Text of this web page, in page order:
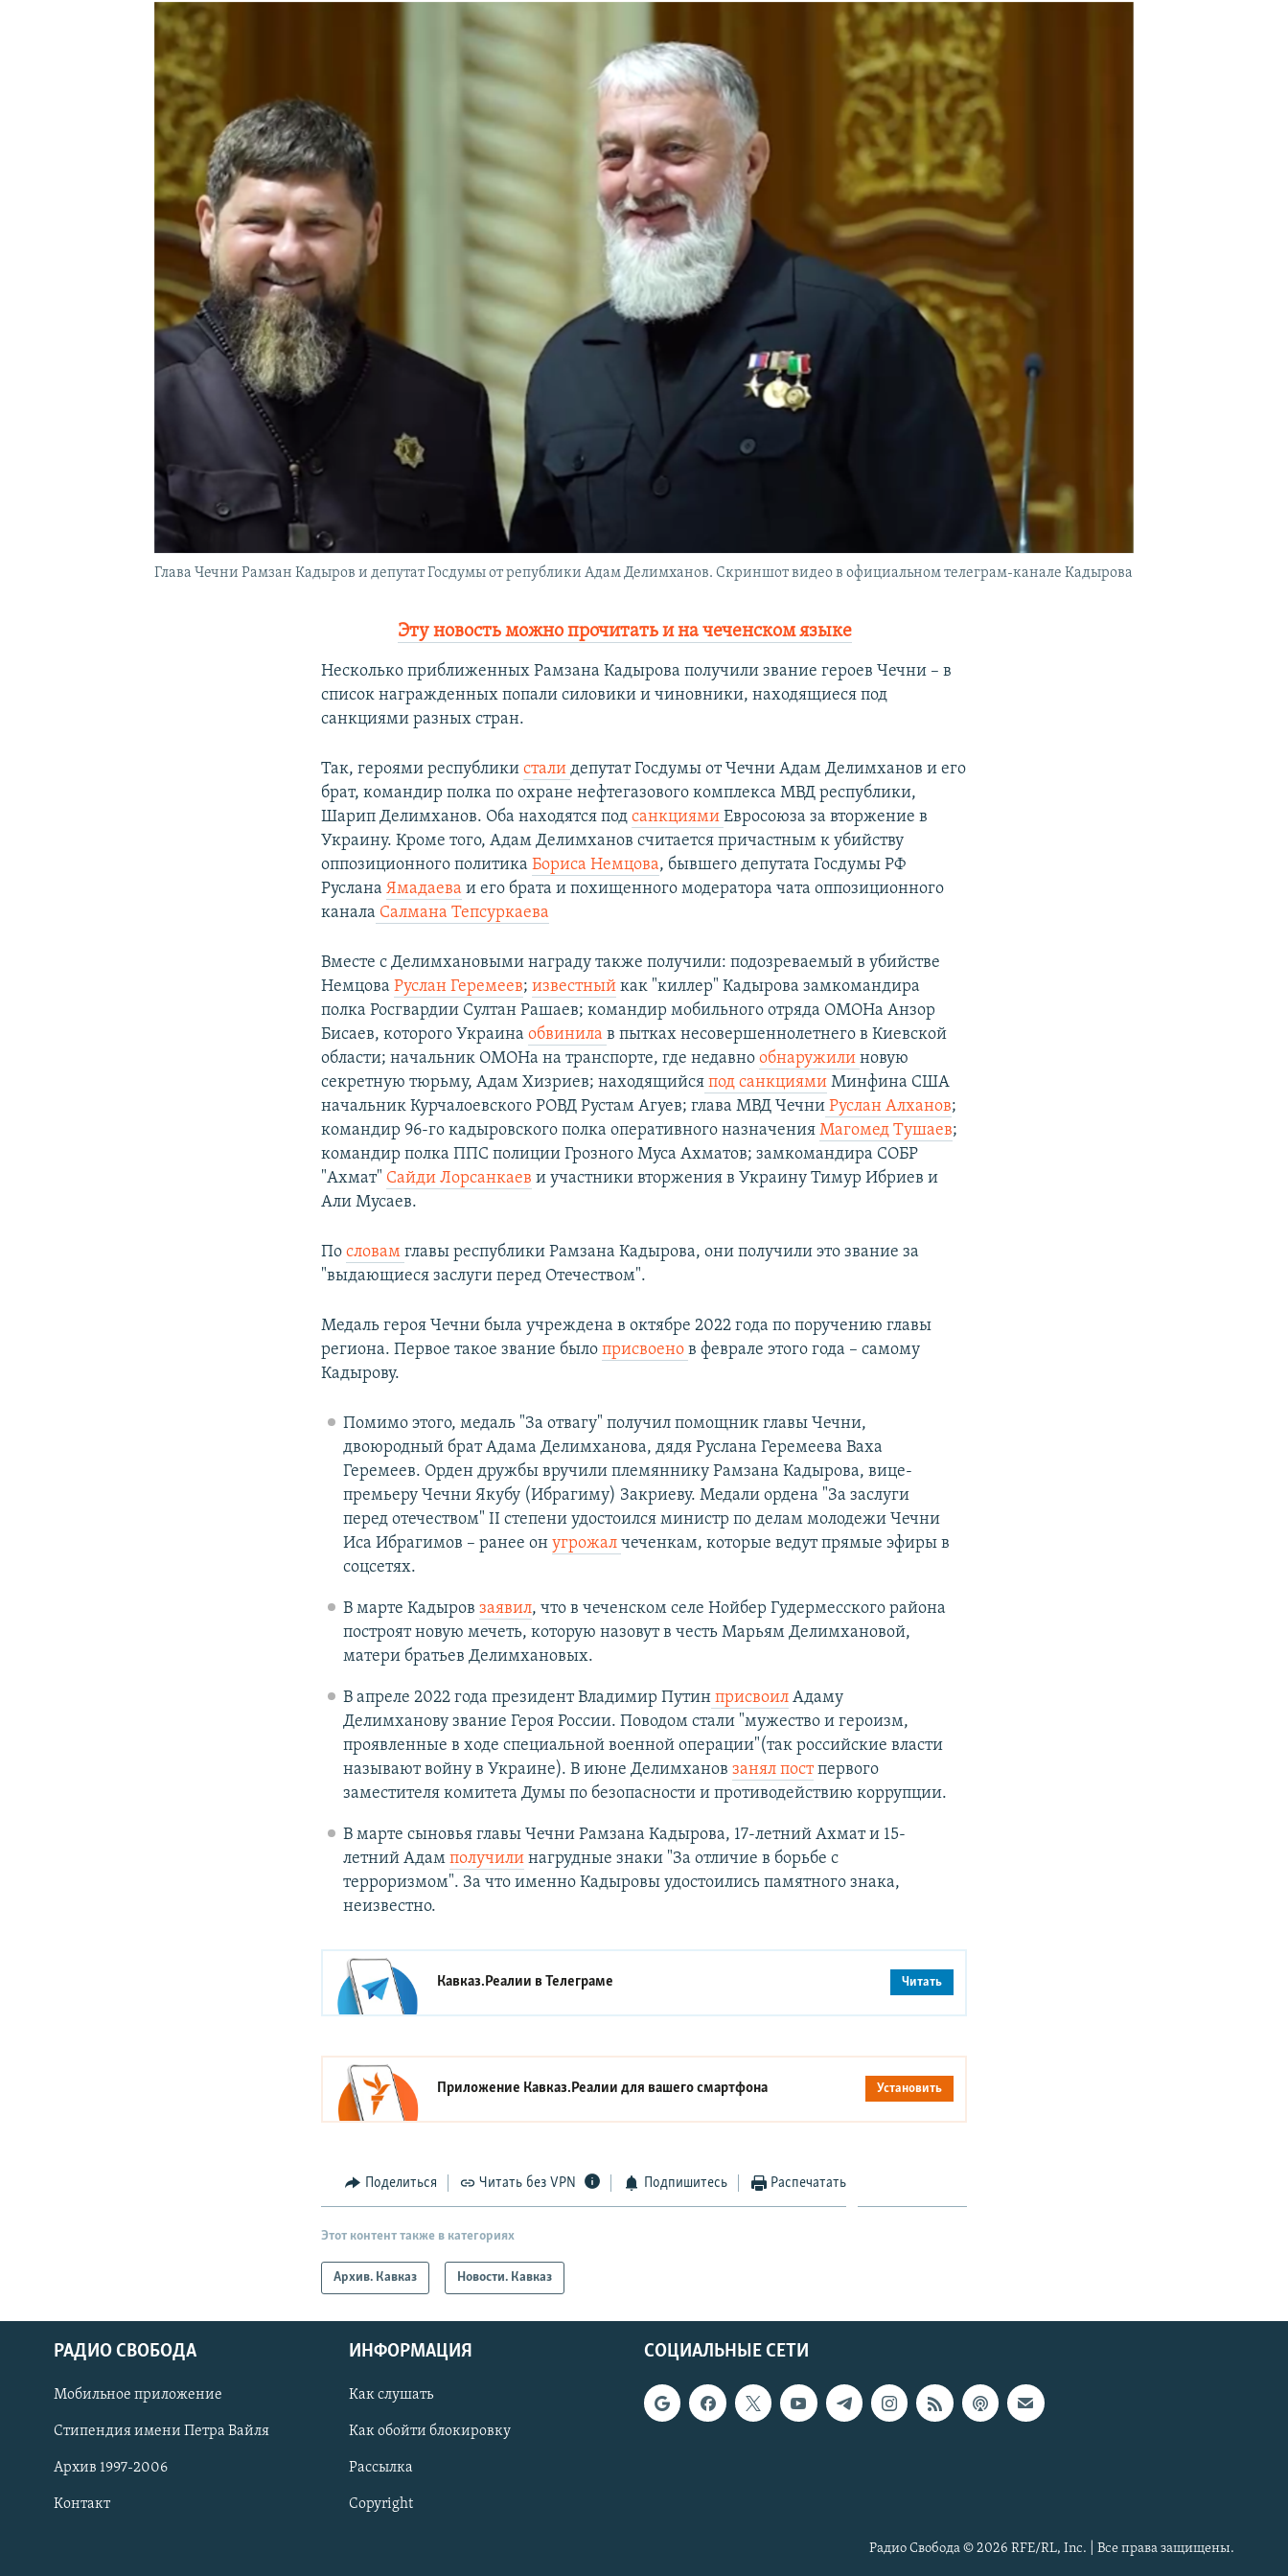
ПОДПИШИТЕСЬ НА РАССЫЛКУ
СОЦИАЛЬНЫЕ СЕТИ
Глава Чечни Рамзан Кадыров и депутат Госдумы от републики Адам Делимханов. Скриншот видео в официальном телеграм-канале Кадырова
Эту новость можно прочитать и на чеченском языке
Несколько приближенных Рамзана Кадырова получили звание героев Чечни – в
список награжденных попали силовики и чиновники, находящиеся под
санкциями разных стран.
Так, героями республикисталидепутат Госдумы от Чечни Адам Делимханов и его
брат, командир полка по охране нефтегазового комплекса МВД республики,
Шарип Делимханов. Оба находятся подсанкциямиЕвросоюза за вторжение в
Украину. Кроме того, Адам Делимханов считается причастным к убийству
оппозиционного политикаБориса Немцова, бывшего депутата Госдумы РФ​
РусланаЯмадаева и его брата и похищенного модератора чата оппозиционного
канала Салмана Тепсуркаева
Вместе с Делимхановыми награду также получили: подозреваемый в убийстве
НемцоваРуслан Геремеев;известный как "киллер" Кадырова замкомандира
полка Росгвардии Султан Рашаев; командир мобильного отряда ОМОНа Анзор
Бисаев, которого Украинаобвинилав пытках несовершеннолетнего в Киевской
области; начальник ОМОНа на транспорте, где недавнообнаружилиновую
секретную тюрьму, Адам Хизриев; находящийся под санкциями Минфина США
начальник Курчалоевского РОВД Рустам Агуев; глава МВД Чечни Руслан Алханов;
командир 96-го кадыровского полка оперативного назначенияМагомед Тушаев;
командир полка ППС полиции Грозного Муса Ахматов; замкомандира СОБР
"Ахмат" Сайди Лорсанкаев и участники вторжения в Украину Тимур Ибриев и
Али Мусаев.
Пословамглавы республики Рамзана Кадырова, они получили это звание за
"выдающиеся заслуги перед Отечеством".
Медаль героя Чечни была учреждена в октябре 2022 года по поручению главы
региона. Первое такое звание былоприсвоенов феврале этого года – самому
Кадырову.
Помимо этого, медаль "За отвагу" получил помощник главы Чечни,
двоюродный брат Адама Делимханова, дядя Руслана Геремеева Ваха
Геремеев. Орден дружбы вручили племяннику Рамзана Кадырова, вице-
премьеру Чечни Якубу (Ибрагиму) Закриеву. Медали ордена "За заслуги
перед отечеством" II степени удостоился министр по делам молодежи Чечни
Иса Ибрагимов – ранее он угрожал чеченкам, которые ведут прямые эфиры в
соцсетях.
В марте Кадыров заявил, что в чеченском селе Нойбер Гудермесского района
построят новую мечеть, которую назовут в честь Марьям Делимхановой,
матери братьев Делимхановых.
В апреле 2022 года президент Владимир ПутинприсвоилАдаму
Делимханову звание Героя России. Поводом стали "мужество и героизм,
проявленные в ходе специальной военной операции"(так российские власти
называют войну в Украине). В июне Делимханов занял постпервого
заместителя комитета Думы по безопасности и противодействию коррупции.
В марте сыновья главы Чечни Рамзана Кадырова, 17-летний Ахмат и 15-
летний Адам получилинагрудные знаки "За отличие в борьбе с
терроризмом". За что именно Кадыровы удостоились памятного знака,
неизвестно.
Кавказ.Реалии вТелеграме Читать
Приложение Кавказ.Реалии для вашего смартфона Установить
Поделиться Читать без VPN Подпишитесь Распечатать
Этот контент также в категориях
Архив. Кавказ Новости. Кавказ
СОЦИАЛЬНЫЕ СЕТИ
РАДИО СВОБОДА
Мобильное приложение
Стипендия имени Петра Вайля
Архив 1997-2006
Контакт
ИНФОРМАЦИЯ
Как слушать
Как обойти блокировку
Рассылка
Copyright
Радио Свобода © 2026 RFE/RL, Inc. | Все права защищены.